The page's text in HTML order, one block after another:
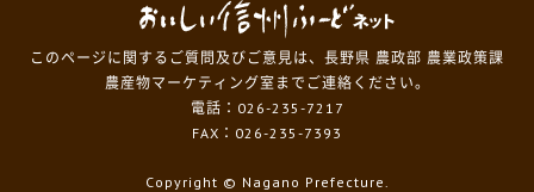
このページに関するご質問及びご意見は、長野県 農政部 農業政策課
農産物マーケティング室までご連絡ください。
電話：026-235-7217
FAX：026-235-7393
Copyright © Nagano Prefecture.